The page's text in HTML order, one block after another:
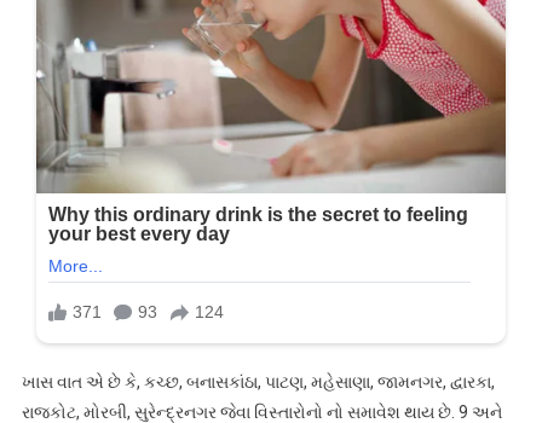
ખાસ વાત એ છે કે, કચ્છ, બનાસકાંઠા, પાટણ, મહેસાણા, જામનગર, દ્વારકા,
રાજકોટ, મોરબી, સુરેન્દ્રનગર જેવા વિસ્તારોનો નો સમાવેશ થાય છે. 9 અને